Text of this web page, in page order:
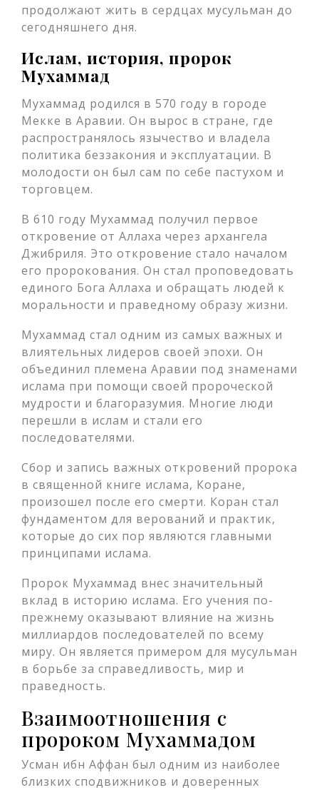
продолжают жить в сердцах мусульман до
сегодняшнего дня.
Ислам, история, пророк
Мухаммад
Мухаммад родился в 570 году в городе
Мекке в Аравии. Он вырос в стране, где
распространялось язычество и владела
политика беззакония и эксплуатации. В
молодости он был сам по себе пастухом и
торговцем.
В 610 году Мухаммад получил первое
откровение от Аллаха через архангела
Джибриля. Это откровение стало началом
его пророкования. Он стал проповедовать
единого Бога Аллаха и обращать людей к
моральности и праведному образу жизни.
Мухаммад стал одним из самых важных и
влиятельных лидеров своей эпохи. Он
объединил племена Аравии под знаменами
ислама при помощи своей пророческой
мудрости и благоразумия. Многие люди
перешли в ислам и стали его
последователями.
Сбор и запись важных откровений пророка
в священной книге ислама, Коране,
произошел после его смерти. Коран стал
фундаментом для верований и практик,
которые до сих пор являются главными
принципами ислама.
Пророк Мухаммад внес значительный
вклад в историю ислама. Его учения по-
прежнему оказывают влияние на жизнь
миллиардов последователей по всему
миру. Он является примером для мусульман
в борьбе за справедливость, мир и
праведность.
Взаимоотношения с
пророком Мухаммадом
Усман ибн Аффан был одним из наиболее
близких сподвижников и доверенных